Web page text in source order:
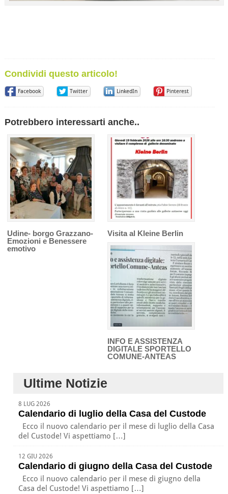
Condividi questo articolo!
Facebook Twitter LinkedIn Pinterest
Potrebbero interessarti anche..
Udine- borgo Grazzano-
Emozioni e Benessere
emotivo
Visita al Kleine Berlin
INFO E ASSISTENZA
DIGITALE SPORTELLO
COMUNE-ANTEAS
Ultime Notizie
8 LUG 2026
Calendario di luglio della Casa del Custode
Ecco il nuovo calendario per il mese di luglio della Casa
del Custode! Vi aspettiamo […]
12 GIU 2026
Calendario di giugno della Casa del Custode
Ecco il nuovo calendario per il mese di giugno della
Casa del Custode! Vi aspettiamo […]